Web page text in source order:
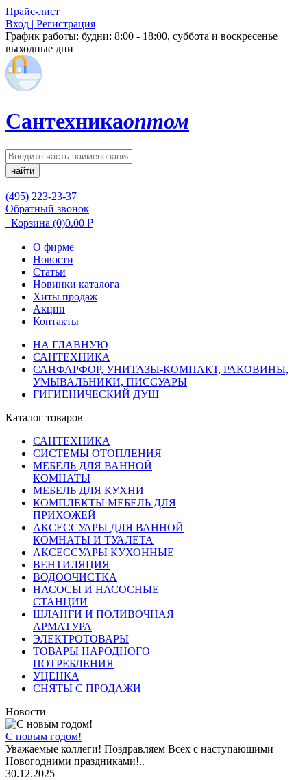
Прайс-лист
Вход | Регистрация
График работы: будни: 8:00 - 18:00, суббота и воскресенье
выходные дни
Сантехникаоптом
найти
(495) 223-23-37
Обратный звонок
Корзина (0)0.00 ₽
О фирме
Новости
Статьи
Новинки каталога
Хиты продаж
Акции
Контакты
НА ГЛАВНУЮ
САНТЕХНИКА
САНФАРФОР, УНИТАЗЫ-КОМПАКТ, РАКОВИНЫ,
УМЫВАЛЬНИКИ, ПИССУАРЫ
ГИГИЕНИЧЕСКИЙ ДУШ
Каталог товаров
САНТЕХНИКА
СИСТЕМЫ ОТОПЛЕНИЯ
МЕБЕЛЬ ДЛЯ ВАННОЙ
КОМНАТЫ
МЕБЕЛЬ ДЛЯ КУХНИ
КОМПЛЕКТЫ МЕБЕЛЬ ДЛЯ
ПРИХОЖЕЙ
АКСЕССУАРЫ ДЛЯ ВАННОЙ
КОМНАТЫ И ТУАЛЕТА
АКСЕССУАРЫ КУХОННЫЕ
ВЕНТИЛЯЦИЯ
ВОДООЧИСТКА
НАСОСЫ И НАСОСНЫЕ
СТАНЦИИ
ШЛАНГИ И ПОЛИВОЧНАЯ
АРМАТУРА
ЭЛЕКТРОТОВАРЫ
ТОВАРЫ НАРОДНОГО
ПОТРЕБЛЕНИЯ
УЦЕНКА
СНЯТЫ С ПРОДАЖИ
Новости
С новым годом!
Уважаемые коллеги! Поздравляем Всех с наступающими
Новогодними праздниками!..
30.12.2025